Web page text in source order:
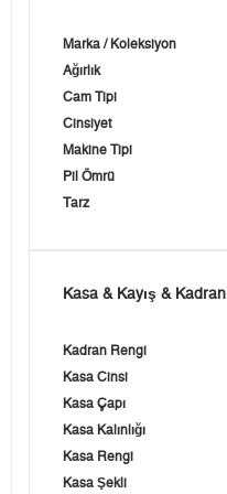
Marka / Koleksiyon
Ağırlık
Cam Tipi
Cinsiyet
Makine Tipi
Pil Ömrü
Tarz
Kasa & Kayış & Kadran
Kadran Rengi
Kasa Cinsi
Kasa Çapı
Kasa Kalınlığı
Kasa Rengi
Kasa Şekli